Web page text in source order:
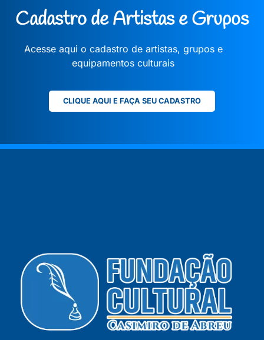
Cadastro de Artistas e Grupos
Acesse aqui o cadastro de artistas, grupos e
equipamentos culturais
CLIQUE AQUI E FAÇA SEU CADASTRO